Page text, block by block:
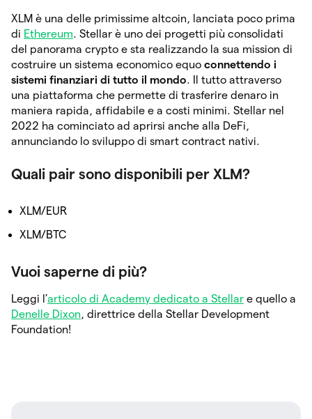
XLM è una delle primissime altcoin, lanciata poco prima
di Ethereum. Stellar è uno dei progetti più consolidati
del panorama crypto e sta realizzando la sua mission di
costruire un sistema economico equo connettendo i
sistemi finanziari di tutto il mondo. Il tutto attraverso
una piattaforma che permette di trasferire denaro in
maniera rapida, affidabile e a costi minimi. Stellar nel
2022 ha cominciato ad aprirsi anche alla DeFi,
annunciando lo sviluppo di smart contract nativi.
Quali pair sono disponibili per XLM?
XLM/EUR
XLM/BTC
Vuoi saperne di più?
Leggi l’articolo di Academy dedicato a Stellar e quello a
Denelle Dixon, direttrice della Stellar Development
Foundation!